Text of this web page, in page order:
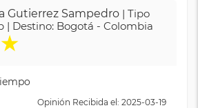
Gutierrez Sampedro | Tipo
| Destino: Bogotá - Colombia
★
Opinión Recibida el: 2025-03-19